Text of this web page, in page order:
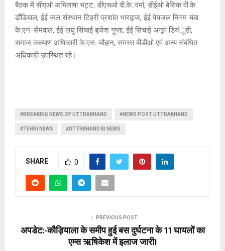
बैठक में सीएओ अभिलाषा भट्ट, डीएचओ वी.के. वर्मा, डीईओ बेसिक वी.के.
ढौंडियाल, ईई जल संस्थान टिहरी प्रशांत भारद्वाज, ईई पेयजल निगम चंबा
के.एन. सेमवाल, ईई लघु सिंचाई बृजेश गुप्ता, ईई सिंचाई अनूप डियंूडी,
समाज कल्याण अधिकारी के.एस. चौहान, समस्त बीडीओ एवं अन्य संबंधित
अधिकारी उपस्थित रहे।
#BREAKING NEWS OF UTTRAKHAND #NEWS POST UTTRAKHAND
#TEHRI NEWS #UTTRKHAND KI NEWS
SHARE 0
PREVIOUS POST
अपडेट:-कौड़ियाला के समीप हुई बस दुर्घटना के 11 घायलों का
एम्स ऋषिकेश में इलाज जारी।